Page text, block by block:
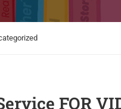
FOR